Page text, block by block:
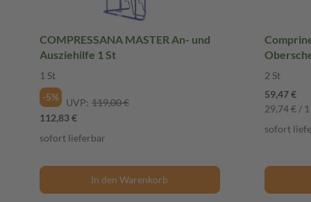
COMPRESSANA MASTER An- und
Ausziehilfe 1 St
1 St
-5%
UVP: 119,00 €
112,83 €
sofort lieferbar
In den Warenkorb
Comprinet pro
2 St
59,47 €
29,74 € / 1
sofort